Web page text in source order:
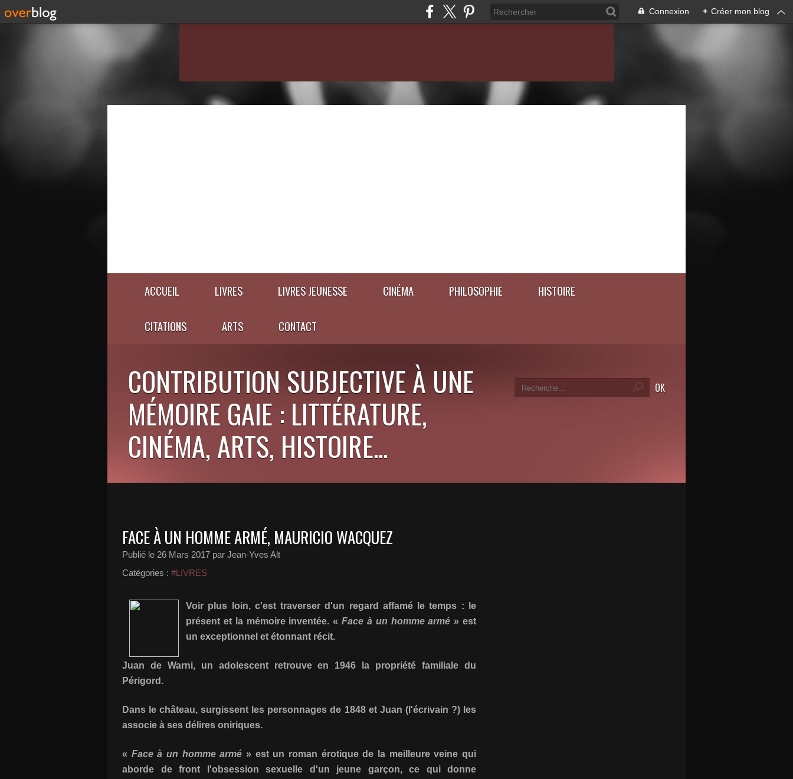
Connexion + Créer mon blog
ACCUEIL LIVRES LIVRES JEUNESSE CINÉMA PHILOSOPHIE HISTOIRE
CITATIONS ARTS CONTACT
CONTRIBUTION SUBJECTIVE À UNE
MÉMOIRE GAIE : LITTÉRATURE,
CINÉMA, ARTS, HISTOIRE...
FACE À UN HOMME ARMÉ, MAURICIO WACQUEZ
Publié le 26 Mars 2017 par Jean-Yves Alt
Catégories : #LIVRES
Voir plus loin, c'est traverser d'un regard affamé le temps : le
présent et la mémoire inventée. « Face à un homme armé » est
un exceptionnel et étonnant récit.
Juan de Warni, un adolescent retrouve en 1946 la propriété familiale du
Périgord.
Dans le château, surgissent les personnages de 1848 et Juan (l'écrivain ?) les
associe à ses délires oniriques.
« Face à un homme armé » est un roman érotique de la meilleure veine qui
aborde de front l'obsession sexuelle d'un jeune garçon, ce qui donne